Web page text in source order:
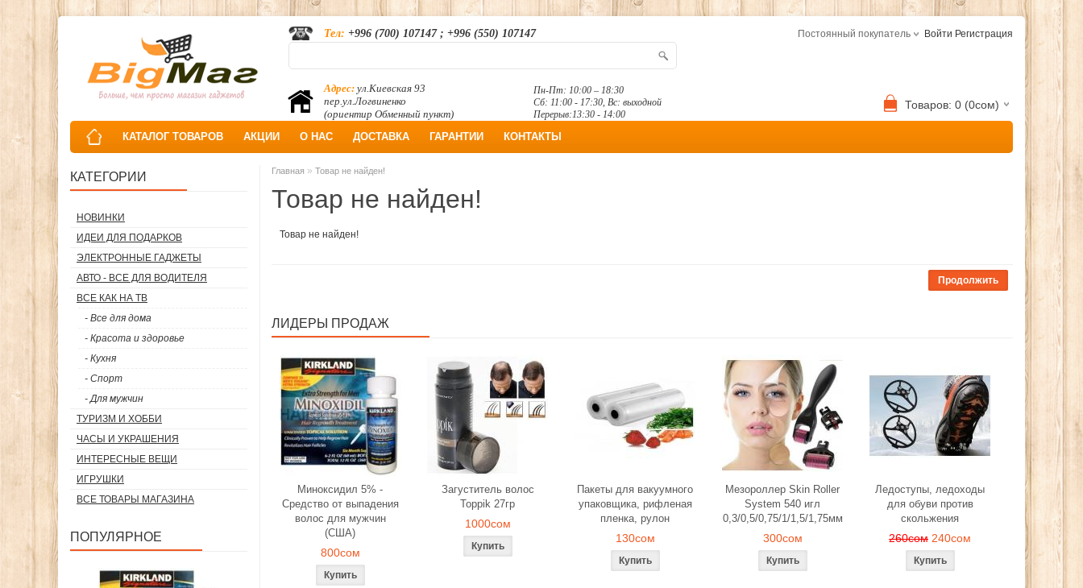
Постоянный покупатель Войти Регистрация
Адрес: ул.Киевская 93
пер.ул.Логвиненко
(ориентир Обменный пункт)
Тел: +996 (700) 107147 ; +996 (550) 107147
Пн-Пт: 10:00 – 18:30
Сб: 11:00 - 17:30, Вс: выходной
Перерыв:13:30 - 14:00
Товаров: 0 (0сом)
КАТАЛОГ ТОВАРОВ АКЦИИ О НАС ДОСТАВКА ГАРАНТИИ КОНТАКТЫ
КАТЕГОРИИ
НОВИНКИ
ИДЕИ ДЛЯ ПОДАРКОВ
ЭЛЕКТРОННЫЕ ГАДЖЕТЫ
АВТО - ВСЕ ДЛЯ ВОДИТЕЛЯ
ВСЕ КАК НА ТВ
- Все для дома
- Красота и здоровье
- Кухня
- Спорт
- Для мужчин
ТУРИЗМ И ХОББИ
ЧАСЫ И УКРАШЕНИЯ
ИНТЕРЕСНЫЕ ВЕЩИ
ИГРУШКИ
ВСЕ ТОВАРЫ МАГАЗИНА
ПОПУЛЯРНОЕ
Главная » Товар не найден!
Товар не найден!
Товар не найден!
Продолжить
ЛИДЕРЫ ПРОДАЖ
Миноксидил 5% -
Средство от выпадения
волос для мужчин
(США)
800сом
Загуститель волос
Toppik 27гр
1000сом
Пакеты для вакуумного
упаковщика, рифленая
пленка, рулон
130сом
Мезороллер Skin Roller
System 540 игл
0,3/0,5/0,75/1/1,5/1,75мм
300сом
Ледоступы, ледоходы
для обуви против
скольжения
260сом 240сом